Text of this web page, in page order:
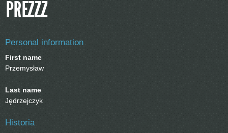
PREZZZ
Personal information
First name
Przemysław
Last name
Jędrzejczyk
Historia